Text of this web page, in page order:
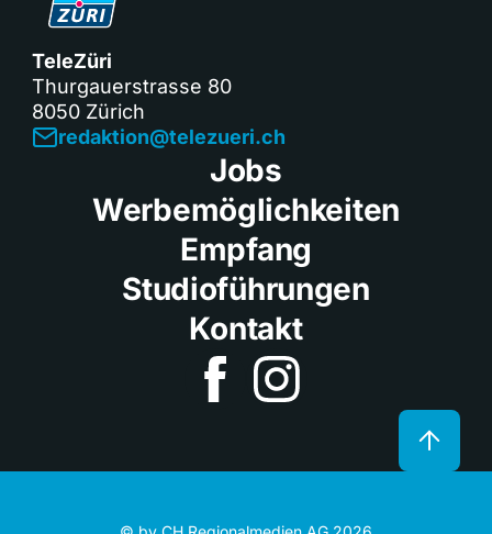
TeleZüri
Thurgauerstrasse 80
8050 Zürich
redaktion@telezueri.ch
Jobs
Werbemöglichkeiten
Empfang
Studioführungen
Kontakt